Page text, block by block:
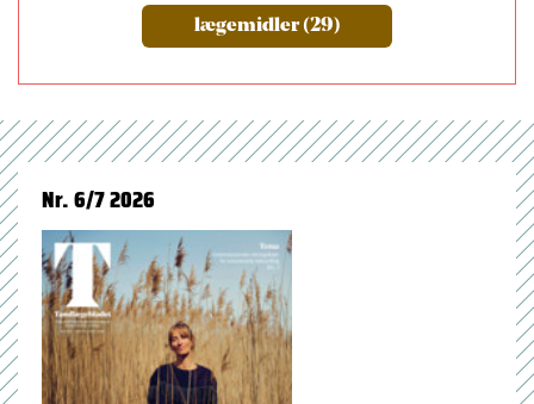
lægemidler (29)
Nr. 6/7 2026